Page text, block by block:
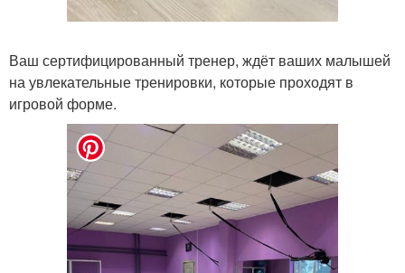
Ваш сертифицированный тренер, ждёт ваших малышей
на увлекательные тренировки, которые проходят в
игровой форме.